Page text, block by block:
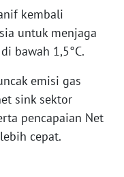
kembali
untuk menjaga
bawah 1,5°C.
emisi gas
sink sektor
pencapaian Net
cepat.